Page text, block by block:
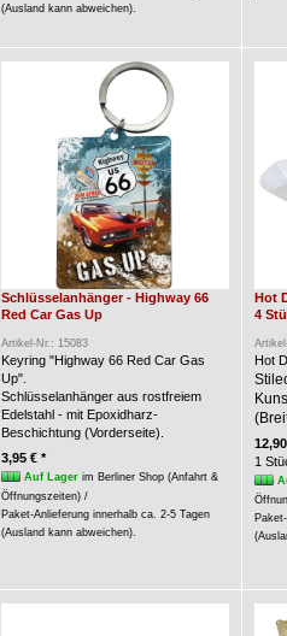
(Ausland kann abweichen).
Schlüsselanhänger - Highway 66
Red Car Gas Up
Artikel-Nr.: 15083
Keyring "Highway 66 Red Car Gas
Up".
Schlüsselanhänger aus rostfreiem
Edelstahl - mit Epoxidharz-
Beschichtung (Vorderseite).
3,95 € *
Auf Lagerim Berliner Shop (Anfahrt &
Öffnungszeiten) /
Paket-Anlieferung innerhalb ca. 2-5 Tagen
(Ausland kann abweichen).
Hot
4
Hot
1